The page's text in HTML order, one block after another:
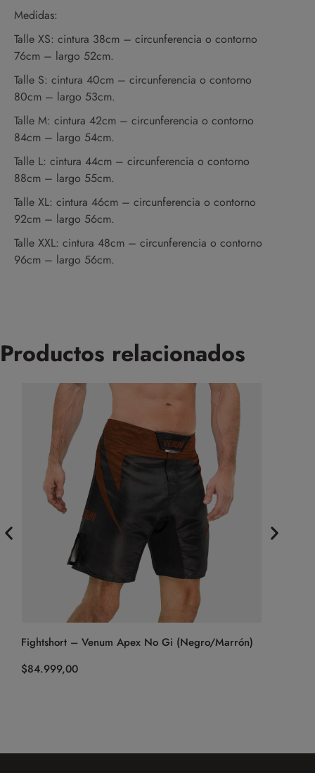
Medidas:
Talle XS: cintura 38cm – circunferencia o contorno
76cm – largo 52cm.
Talle S: cintura 40cm – circunferencia o contorno
80cm – largo 53cm.
Talle M: cintura 42cm – circunferencia o contorno
84cm – largo 54cm.
Talle L: cintura 44cm – circunferencia o contorno
88cm – largo 55cm.
Talle XL: cintura 46cm – circunferencia o contorno
92cm – largo 56cm.
Talle XXL: cintura 48cm – circunferencia o contorno
96cm – largo 56cm.
Productos relacionados
Fightshort – Venum Apex No Gi (Negro/Marrón)
$84.999,00